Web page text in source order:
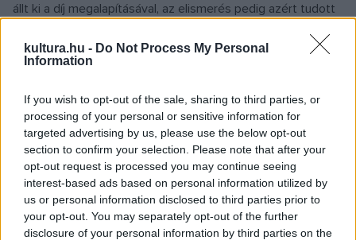
kultura.hu - Do Not Process My Personal
Information
If you wish to opt-out of the sale, sharing to third parties, or
processing of your personal or sensitive information for
targeted advertising by us, please use the below opt-out
section to confirm your selection. Please note that after your
opt-out request is processed you may continue seeing
interest-based ads based on personal information utilized by
us or personal information disclosed to third parties prior to
your opt-out. You may separately opt-out of the further
disclosure of your personal information by third parties on the
állt ki a díj megalapításával, az elismerés pedig azért tudott
mostanáig hiteles maradni, mert ugyancsak valódi értékeket
tükröz. Bár az alapító epizodisták számára hozta létre,
kiválóságai nyerték el, akik nélkül nincs sikeres előadás -
hangsúlyozta.
Az államtitkár foglalta össze egy-egy mondatban a négy
díjazott pályaképét,Borbás Gabit all round színésznőként